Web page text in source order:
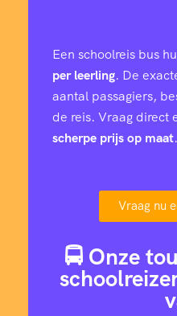
Een schoolreis bus
per leerling. De
aantal passagiers,
de reis. Vraag direct
scherpe prijs op maat.
Vraag nu
🚍 Onze